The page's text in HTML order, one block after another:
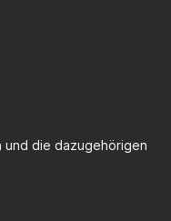
die dazugehörigen